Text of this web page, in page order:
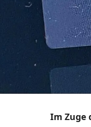
Im Zuge